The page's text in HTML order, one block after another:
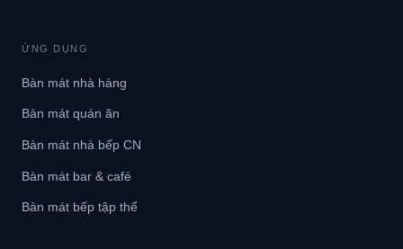
ỨNG DỤNG
Bàn mát nhà hàng
Bàn mát quán ăn
Bàn mát nhà bếp CN
Bàn mát bar & café
Bàn mát bếp tập thể